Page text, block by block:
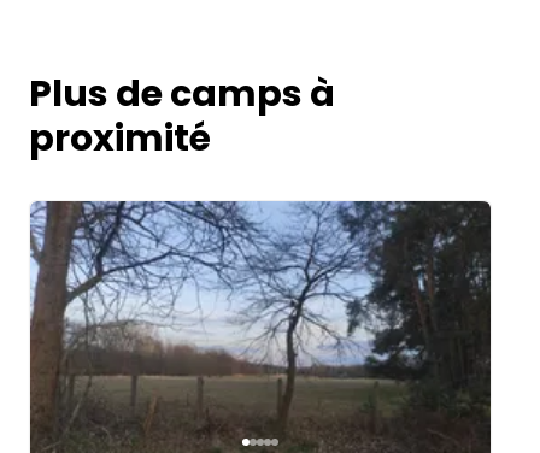
Plus de camps à
proximité
Image 1 of 5